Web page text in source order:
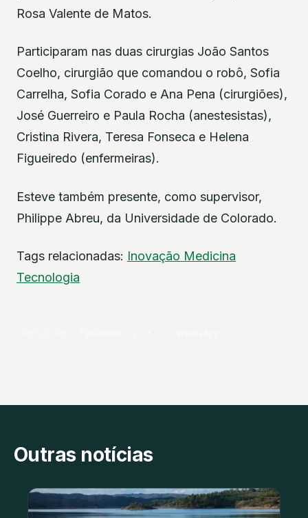
Rosa Valente de Matos.
Participaram nas duas cirurgias João Santos
Coelho, cirurgião que comandou o robô, Sofia
Carrelha, Sofia Corado e Ana Pena (cirurgiões),
José Guerreiro e Paula Rocha (anestesistas),
Cristina Rivera, Teresa Fonseca e Helena
Figueiredo (enfermeiras).
Esteve também presente, como supervisor,
Philippe Abreu, da Universidade de Colorado.
Tags relacionadas: Inovação Medicina
Tecnologia
Outras notícias